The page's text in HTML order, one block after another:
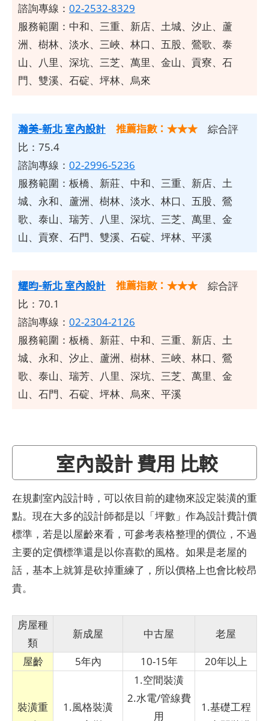
諮詢專線： 02-2532-8329
服務範圍：中和、三重、新店、土城、汐止、蘆
洲、樹林、淡水、三峽、林口、五股、鶯歌、泰
山、八里、深坑、三芝、萬里、金山、貢寮、石
門、雙溪、石碇、坪林、烏來
瀚美-新北 室內設計 推薦指數：★★★ 綜合評
比：75.4
諮詢專線： 02-2996-5236
服務範圍：板橋、新莊、中和、三重、新店、土
城、永和、蘆洲、樹林、淡水、林口、五股、鶯
歌、泰山、瑞芳、八里、深坑、三芝、萬里、金
山、貢寮、石門、雙溪、石碇、坪林、平溪
耀昀-新北 室內設計 推薦指數：★★★ 綜合評
比：70.1
諮詢專線： 02-2304-2126
服務範圍：板橋、新莊、中和、三重、新店、土
城、永和、汐止、蘆洲、樹林、三峽、林口、鶯
歌、泰山、瑞芳、八里、深坑、三芝、萬里、金
山、石門、石碇、坪林、烏來、平溪
室內設計 費用 比較
在規劃室內設計時，可以依目前的建物來設定裝潢的重
點。現在大多的設計師都是以「坪數」作為設計費計價
標準，若是以屋齡來看，可參考表格整理的價位，不過
主要的定價標準還是以你喜歡的風格。如果是老屋的
話，基本上就算是砍掉重練了，所以價格上也會比較昂
貴。
房屋種
類
新成屋 中古屋
老屋
屋齡
5年內 10-15年 20年以上
裝潢重
1.風格裝潢
1.空間裝潢
2.水電/管線費
用
1.基礎工程